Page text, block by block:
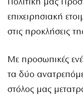
Πολιτική μας
επιχειρησιακή
στις προκλήσεις
Με προσωπικές
τα δύο
στόλος μας